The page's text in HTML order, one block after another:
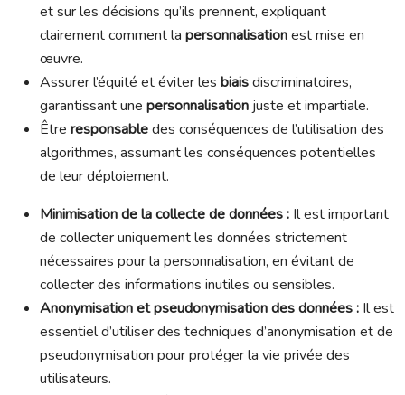
et sur les décisions qu’ils prennent, expliquant
clairement comment la personnalisationest mise en
œuvre.
Assurer l’équité et éviter les biaisdiscriminatoires,
garantissant une personnalisation juste et impartiale.
Être responsabledes conséquences de l’utilisation des
algorithmes, assumant les conséquences potentielles
de leur déploiement.
Minimisation de la collecte de données : Il est important
de collecter uniquement les données strictement
nécessaires pour la personnalisation, en évitant de
collecter des informations inutiles ou sensibles.
Anonymisation et pseudonymisation des données : Il est
essentiel d’utiliser des techniques d’anonymisation et de
pseudonymisation pour protéger la vie privée des
utilisateurs.